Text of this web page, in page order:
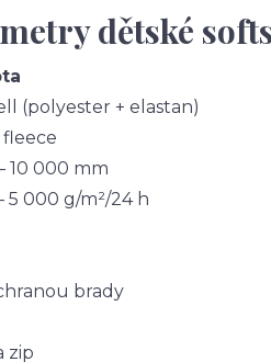
dětské
(polyester + elastan)
fleece
10 000 mm
5 000 g/m²/24 h
brady
zip